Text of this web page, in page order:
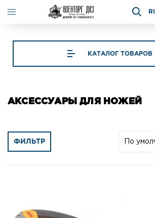
КАТАЛОГ ТОВАРОВ
АКСЕССУАРЫ ДЛЯ НОЖЕЙ
ФИЛЬТР По